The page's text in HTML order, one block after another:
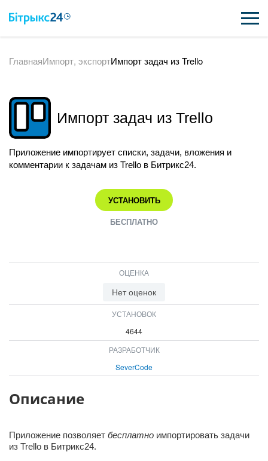
ВОЗМОЖНОСТИ
ИНТЕГРАЦИИ
ПОЛЕЗНОЕ
ВХОД
ВХОД
ГлавнаяИмпорт, экспортИмпорт задач из Trello
Импорт задач из Trello
Приложение импортирует списки, задачи, вложения и
комментарии к задачам из Trello в Битрикс24.
УСТАНОВИТЬ
БЕСПЛАТНО
ОЦЕНКА
Нет оценок
УСТАНОВОК
4644
РАЗРАБОТЧИК
SeverCode
Описание
Приложение позволяет бесплатно импортировать задачи
из Trello в Битрикс24.